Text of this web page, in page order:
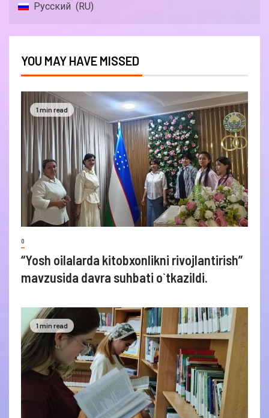
Русский RU
YOU MAY HAVE MISSED
1 min read
0
“Yosh oilalarda kitobxonlikni rivojlantirish”
mavzusida davra suhbati o`tkazildi.
1 min read